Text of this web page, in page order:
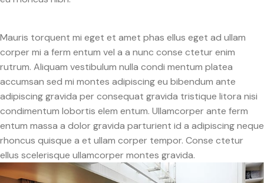
Mauris torquent mi eget et amet phas ellus eget ad ullam
corper mi a ferm entum vel a a nunc conse ctetur enim
rutrum. Aliquam vestibulum nulla condi mentum platea
accumsan sed mi montes adipiscing eu bibendum ante
adipiscing gravida per consequat gravida tristique litora nisi
condimentum lobortis elem entum. Ullamcorper ante ferm
entum massa a dolor gravida parturient id a adipiscing neque
rhoncus quisque a et ullam corper tempor. Conse ctetur
ellus scelerisque ullamcorper montes gravida.